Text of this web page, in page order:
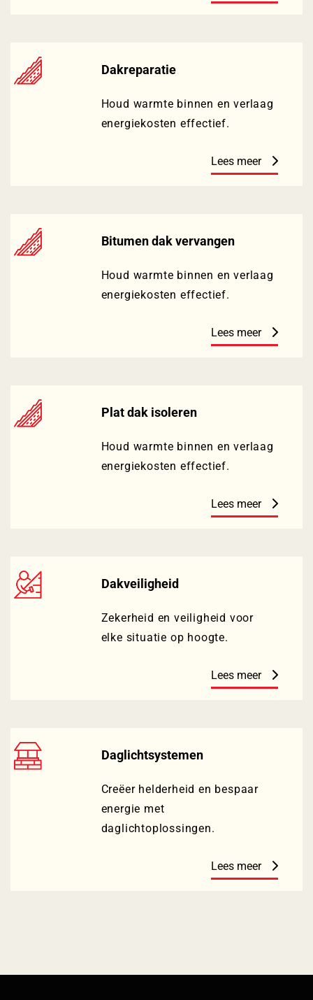
Dakreparatie
Houd warmte binnen en verlaag
energiekosten effectief.
Lees meer
Bitumen dak vervangen
Houd warmte binnen en verlaag
energiekosten effectief.
Lees meer
Plat dak isoleren
Houd warmte binnen en verlaag
energiekosten effectief.
Lees meer
Dakveiligheid
Zekerheid en veiligheid voor
elke situatie op hoogte.
Lees meer
Daglichtsystemen
Creëer helderheid en bespaar
energie met
daglichtoplossingen.
Lees meer